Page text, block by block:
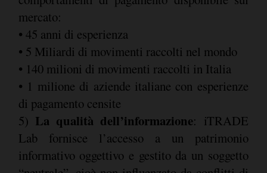
mercato:
• 45 anni di esperienza
• 5 Miliardi di movimenti raccolti nel mondo
• 140 milioni di movimenti raccolti in Italia
• 1 milione di aziende italiane con esperienze
di pagamento censite
5) La qualità dell’informazione: iTRADE
Lab fornisce l’accesso a un patrimonio
informativo oggettivo e gestito da un soggetto